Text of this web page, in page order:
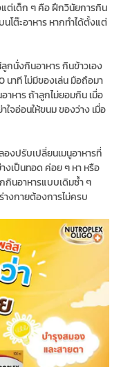
ต่เด็ก ๆ คือ ฝึกวินัยการกิน
โต๊ะอาหาร หากทำได้ตั้งแต่
ลูกนั่งกินอาหาร กินข้าวเอง
นาที ไม่มีของเล่น มือถือมา
าหาร ถ้าลูกไม่ยอมกิน เมื่อ
จอ่อนให้ขนม ของว่าง เมื่อ
องปรับเปลี่ยนเมนูอาหารที่
งเป็นทอด ค่อย ๆ หา หรือ
กินอาหารแบบเดิมซ้ำ ๆ
างกายต้องการไม่ครบ